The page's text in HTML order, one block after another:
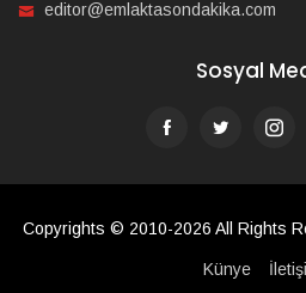
editor@emlaktasondakika.com
Sosyal
Copyrights © 2010-2026 All Rights
Künye